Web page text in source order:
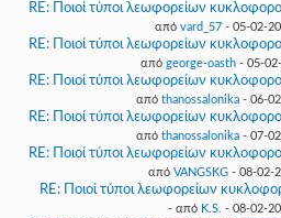
RE: Ποιοί τύποι λεωφορείων
από vard_57- 05-02-
RE: Ποιοί τύποι λεωφορείων
από george-oasth- 05-02-
RE: Ποιοί τύποι λεωφορείων
από thanossalonika - 06-
RE: Ποιοί τύποι λεωφορείων
από thanossalonika - 07-
RE: Ποιοί τύποι λεωφορείων
από VANGSKG- 08-02-
RE: Ποιοί τύποι λεωφορείων
- από K.S. - 08-02-